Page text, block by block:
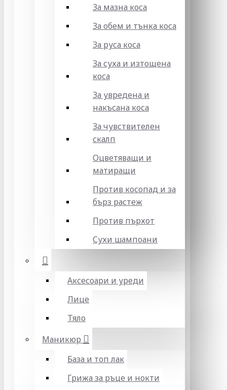
За мазна коса
За обем и тънка коса
За руса коса
За суха и изтощена
коса
За увредена и
накъсана коса
За чувствителен
скалп
Оцветяващи и
матиращи
Против косопад и за
бърз растеж
Против пърхот
Сухи шампоани
Аксесоари и уреди
Лице
Тяло
Маникюр
База и топ лак
Грижа за ръце и нокти